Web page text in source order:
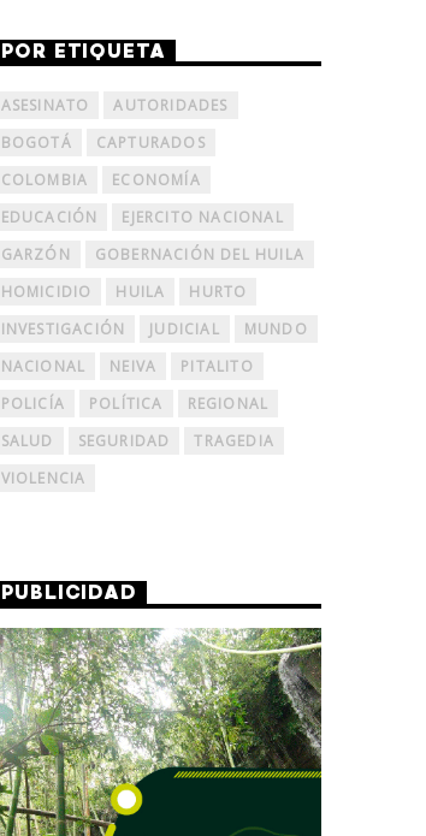
POR ETIQUETA
ASESINATO
AUTORIDADES
BOGOTÁ
CAPTURADOS
COLOMBIA
ECONOMÍA
EDUCACIÓN
EJERCITO NACIONAL
GARZÓN
GOBERNACIÓN DEL HUILA
HOMICIDIO
HUILA
HURTO
INVESTIGACIÓN
JUDICIAL
MUNDO
NACIONAL
NEIVA
PITALITO
POLICÍA
POLÍTICA
REGIONAL
SALUD
SEGURIDAD
TRAGEDIA
VIOLENCIA
PUBLICIDAD